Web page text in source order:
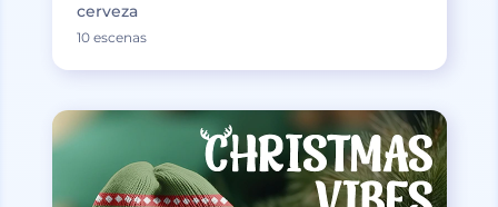
cerveza
10 escenas